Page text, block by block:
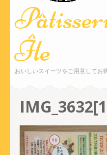
(Enter
押
す)
Île
おいしいスイーツをご用意してお